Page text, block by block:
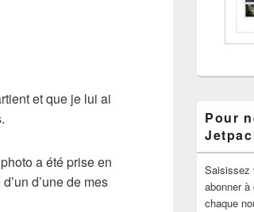
et que je lui ai
a été prise en
d’une de mes
Pour
Saisissez
abonner
chaque